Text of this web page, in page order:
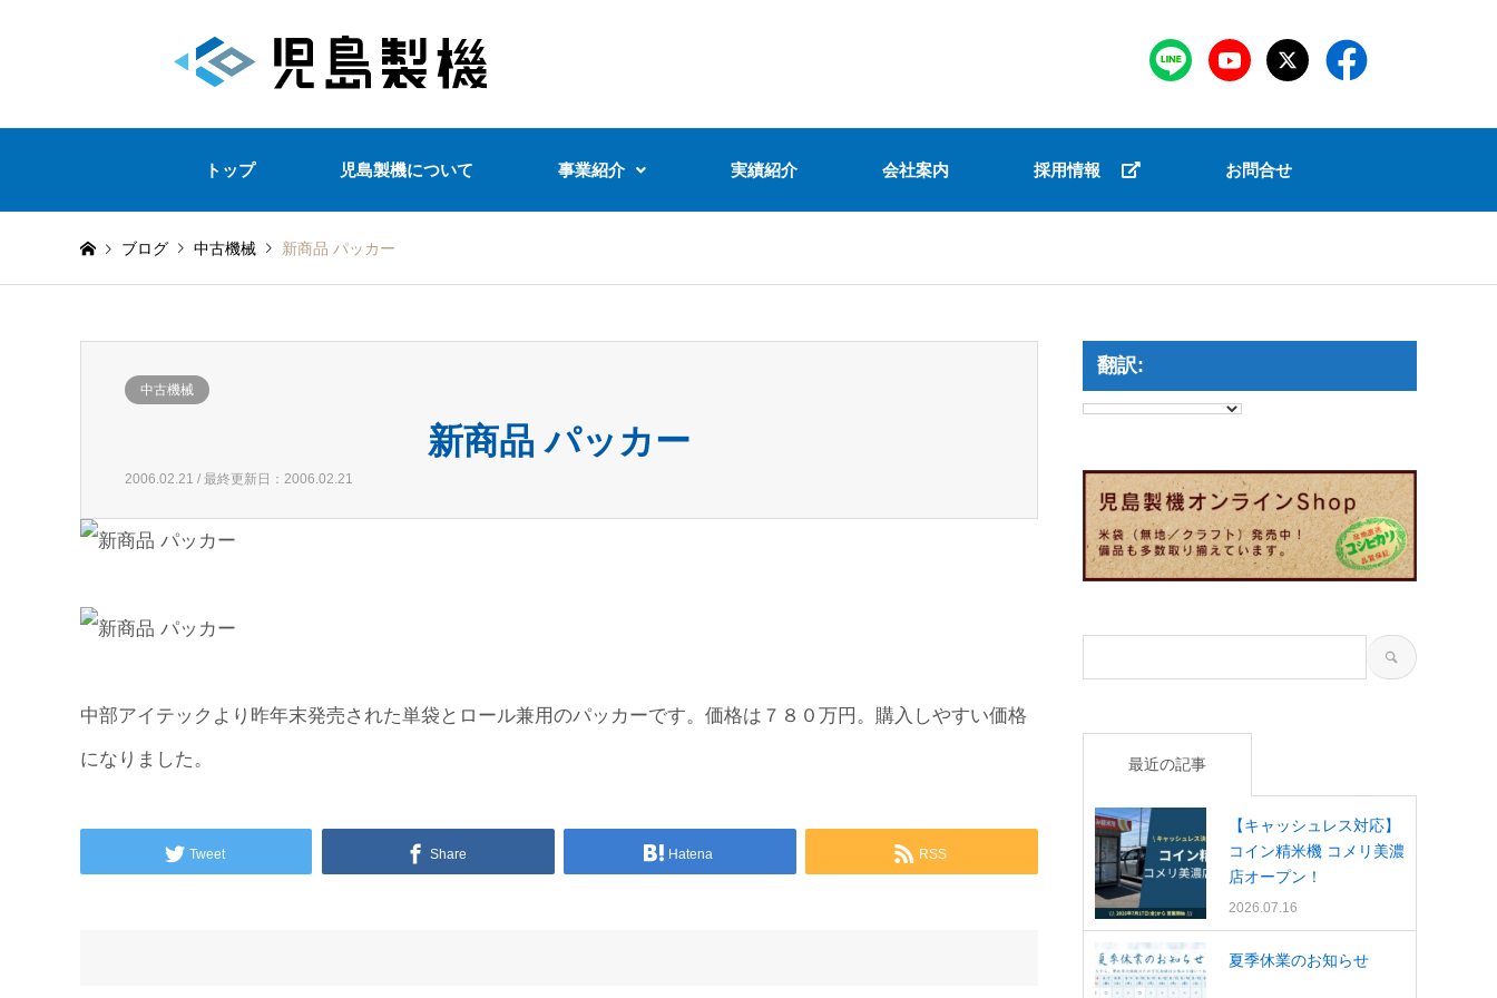
トップ 児島製機について 事業紹介 実績紹介 会社案内 採用情報 お問合せ
ブログ 中古機械 新商品 パッカー
中古機械
新商品 パッカー
2006.02.21 / 最終更新日：2006.02.21
中部アイテックより昨年末発売された単袋とロール兼用のパッカーです。価格は７８０万円。購入しやすい価格
になりました。
Tweet Share Hatena RSS
翻訳:
最近の記事
【キャッシュレス対応】
コイン精米機 コメリ美濃
店オープン！
2026.07.16
夏季休業のお知らせ